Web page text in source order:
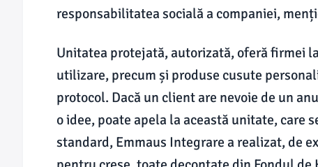
responsabilitatea socială a companiei,
Unitatea protejată, autorizată, oferă firmei
utilizare, precum și produse cusute
protocol. Dacă un client are nevoie de un
o idee, poate apela la această unitate, care
standard, Emmaus Integrare a realizat, de